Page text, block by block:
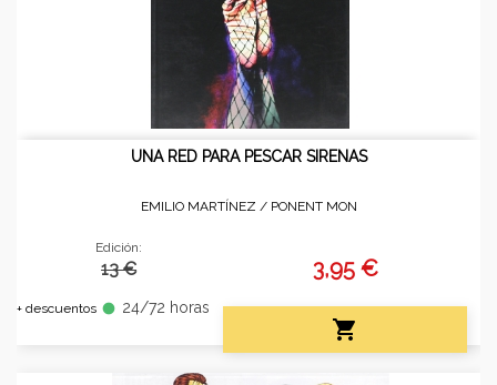
UNA RED PARA PESCAR SIRENAS
EMILIO MARTÍNEZ / PONENT MON
Edición:
13 €
+ descuentos fiber_manual_record 24/72 horas
3,95 €
